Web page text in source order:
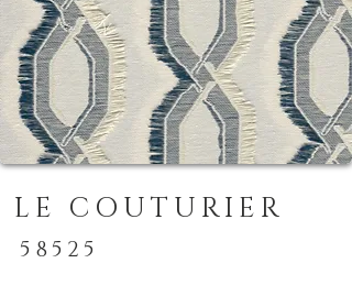
LE COUTURIER
58525